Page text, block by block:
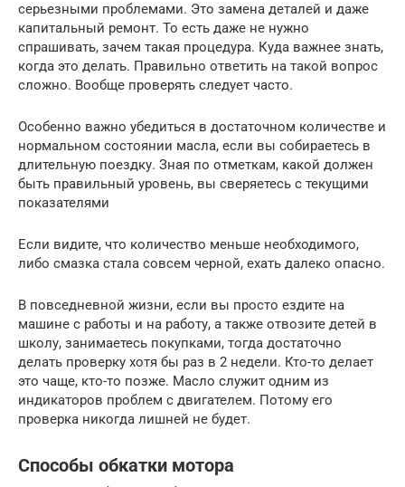
серьезными проблемами. Это замена деталей и даже
капитальный ремонт. То есть даже не нужно
спрашивать, зачем такая процедура. Куда важнее знать,
когда это делать. Правильно ответить на такой вопрос
сложно. Вообще проверять следует часто.
Особенно важно убедиться в достаточном количестве и
нормальном состоянии масла, если вы собираетесь в
длительную поездку. Зная по отметкам, какой должен
быть правильный уровень, вы сверяетесь с текущими
показателями
Если видите, что количество меньше необходимого,
либо смазка стала совсем черной, ехать далеко опасно.
В повседневной жизни, если вы просто ездите на
машине с работы и на работу, а также отвозите детей в
школу, занимаетесь покупками, тогда достаточно
делать проверку хотя бы раз в 2 недели. Кто-то делает
это чаще, кто-то позже. Масло служит одним из
индикаторов проблем с двигателем. Потому его
проверка никогда лишней не будет.
Способы обкатки мотора